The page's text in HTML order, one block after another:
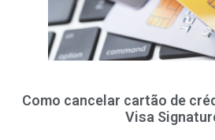
Como cancelar cartão de
Visa